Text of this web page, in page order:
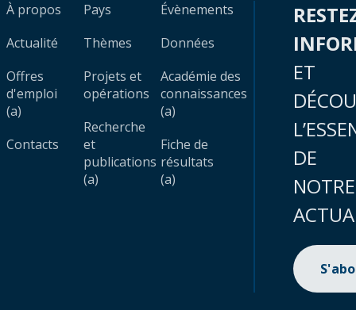
À propos
Actualité
Offres
d'emploi
(a)
Contacts
Pays
Thèmes
Projets et
opérations
Recherche
et
publications
(a)
Évènements
Données
Académie des
connaissances
(a)
Fiche de
résultats
(a)
ET
DE
NOTRE